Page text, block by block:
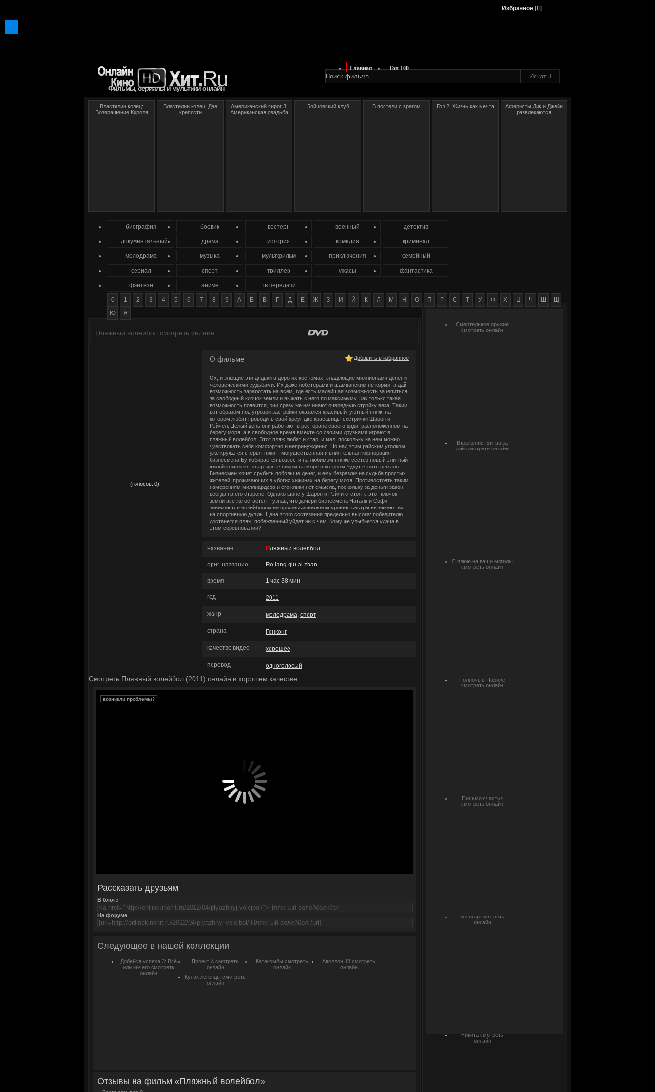
Фильмы, сериалы и мультики онлайн
Главная Топ 100
Пляжный волейбол смотреть онлайн
Добавить в избранное
О фильме
Ох, и злющие эти дядьки в дорогих костюмах, владеющие миллионами денег и
человеческими судьбами. Их даже лобстерами и шампанским не корми, а дай
возможность заработать на всем, где есть малейшая возможность зацепиться
за свободный клочок земли и выжать с него по максимуму. Как только такая
возможность появится, они сразу же начинают очередную стройку века. Таким
вот образом под угрозой застройки оказался красивый, уютный пляж, на
котором любят проводить свой досуг две красавицы-сестрички Шарон и
Рэйчел. Целый день они работают в ресторане своего дяди, расположенном на
берегу моря, а в свободное время вместе со своими друзьями играют в
пляжный волейбол. Этот пляж любят и стар, и мал, поскольку на нем можно
чувствовать себя комфортно и непринужденно. Но над этим райским уголком
уже кружатся стервятники – могущественная и влиятельная корпорация
бизнесмена Бу собирается возвести на любимом пляже сестер новый элитный
жилой комплекс, квартиры с видом на море в котором будут стоить немало.
Бизнесмен хочет срубить побольше денег, и ему безразлична судьба простых
жителей, проживающих в убогих хижинах на берегу моря. Противостоять таким
намерениям миллиардера и его клики нет смысла, поскольку за деньги закон
всегда на его стороне. Однако шанс у Шарон и Рэйчи отстоять этот клочок
земли все же остается – узнав, что дочери бизнесмена Натали и Софи
занимаются волейболом на профессиональном уровне, сестры вызывают их
на спортивную дуэль. Цена этого состязания предельно высока: победителю
достанется пляж, побежденный уйдет ни с чем. Кому же улыбнется удача в
этом соревновании?
название Пляжный волейбол
ориг. название Re lang qiu ai zhan
время 1 час 38 мин
год 2011
жанр мелодрама, спорт
страна Гонконг
качество видео хорошее
перевод одноголосый
(голосов: 0)
Смотреть Пляжный волейбол (2011) онлайн в хорошем качестве
возникли проблемы?
Рассказать друзьям
В блоге
На форуме
Следующее в нашей коллекции
Добейся успеха 3: Всё
или ничего смотреть
онлайн
Проект А смотреть
онлайн
Катакомбы смотреть
онлайн
Аполлон 18 смотреть
онлайн
Кулак легенды смотреть
онлайн
Отзывы на фильм «Пляжный волейбол»
Смертельное оружие
смотреть онлайн
Вторжение: Битва за
рай смотреть онлайн
Я плюю на ваши могилы
смотреть онлайн
Полночь в Париже
смотреть онлайн
Письмо счастья
смотреть онлайн
Кочегар смотреть
онлайн
Никита смотреть
онлайн
биография боевик вестерн военный детектив
документальный драма история комедия криминал
мелодрама музыка мультфильм приключения семейный
сериал спорт триллер ужасы фантастика
фэнтези аниме тв передачи
0 1 2 3 4 5 6 7 8 9 А Б В Г Д Е Ж З И Й К Л М Н О П Р С Т У Ф Х Ц Ч Ш
Щ
Ю
Я
Властелин колец:
Возвращение Короля
Властелин колец: Две
крепости
Американский пирог 3:
Американская свадьба
Бойцовский клуб В постели с врагом Гол 2: Жизнь как мечта
Аферисты Дик и Джейн
развлекаются
Избранное [0]